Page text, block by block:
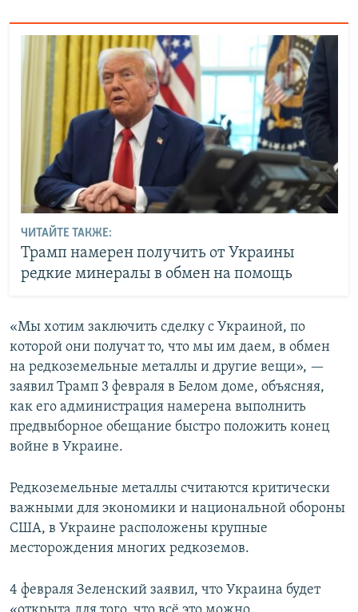
ЧИТАЙТЕ ТАКЖЕ:
Трамп намерен получить от Украины
редкие минералы в обмен на помощь
«Мы хотим заключить сделку с Украиной, по
которой они получат то, что мы им даем, в обмен
на редкоземельные металлы и другие вещи», —
заявил Трамп 3 февраля в Белом доме, объясняя,
как его администрация намерена выполнить
предвыборное обещание быстро положить конец
войне в Украине.
Редкоземельные металлы считаются критически
важными для экономики и национальной обороны
США, в Украине расположены крупные
месторождения многих редкоземов.
4 февраля Зеленский заявил, что Украина будет